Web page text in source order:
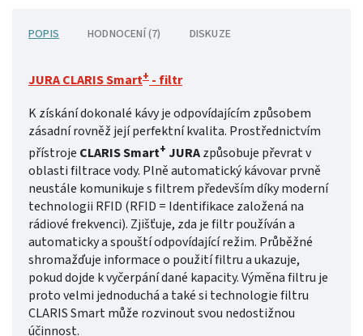
POPIS HODNOCENÍ (7) DISKUZE
JURA CLARIS Smart+ - filtr
K získání dokonalé kávy je odpovídajícím způsobem
zásadní rovněž její perfektní kvalita. Prostřednictvím
přístroje CLARIS Smart+ JURAzpůsobuje převrat v
oblasti filtrace vody. Plně automatický kávovar prvně
neustále komunikuje s filtrem především díky moderní
technologii RFID (RFID = Identifikace založená na
rádiové frekvenci). Zjišťuje, zda je filtr používán a
automaticky a spouští odpovídající režim. Průběžné
shromažďuje informace o použití filtru a ukazuje,
pokud dojde k vyčerpání dané kapacity. Výměna filtru je
proto velmi jednoduchá a také si technologie filtru
CLARIS Smart může rozvinout svou nedostižnou
účinnost.